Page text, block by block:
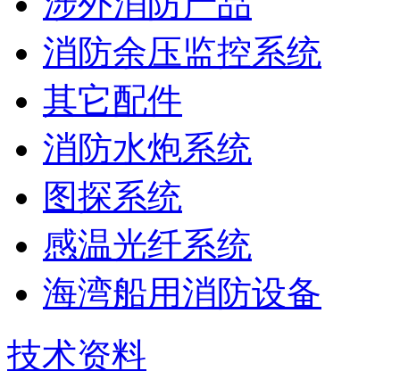
消防余压监控系统
其它配件
消防水炮系统
图探系统
感温光纤系统
海湾船用消防设备
技术资料